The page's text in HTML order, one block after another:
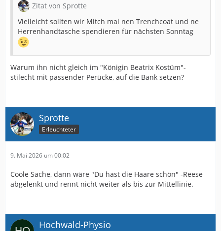
Zitat von Sprotte
Vielleicht sollten wir Mitch mal nen Trenchcoat und ne
Herrenhandtasche spendieren für nächsten Sonntag
Warum ihn nicht gleich im "Königin Beatrix Kostüm"-
stilecht mit passender Perücke, auf die Bank setzen?
Sprotte
Erleuchteter
9. Mai 2026 um 00:02
Coole Sache, dann wäre "Du hast die Haare schön" -Reese
abgelenkt und rennt nicht weiter als bis zur Mittellinie.
Hochwald-Physio